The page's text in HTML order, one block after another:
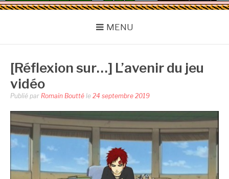
MENU
[Réflexion sur…] L’avenir du jeu
vidéo
Publié par Romain Boutté le 24 septembre 2019